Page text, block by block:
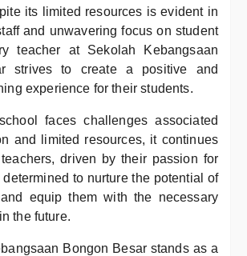
its limited resources is evident in
and unwavering focus on student
teacher at Sekolah Kebangsaan
strives to create a positive and
experience for their students.
faces challenges associated
and limited resources, it continues
driven by their passion for
to nurture the potential of
equip them with the necessary
the future.
Bongon Besar stands as a